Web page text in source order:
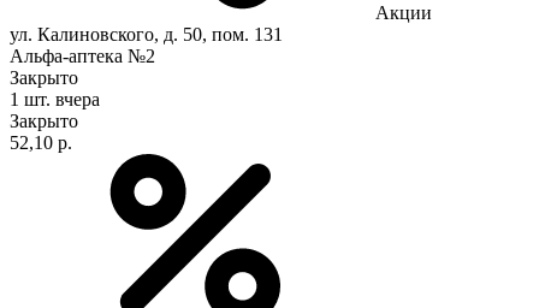
Акции
ул. Калиновского, д. 50, пом. 131
Альфа-аптека №2
Закрыто
1 шт. вчера
Закрыто
52,10 р.